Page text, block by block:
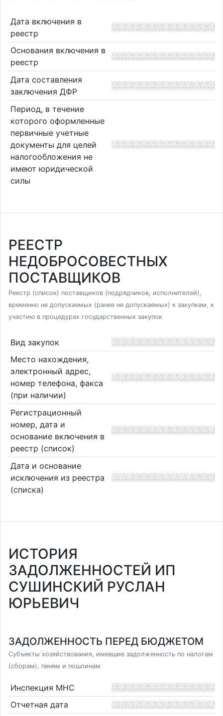
Дата включения в
реестр
Основания включения в
реестр
Дата составления
заключения ДФР
Период, в течение
которого оформленные
первичные учетные
документы для целей
налогообложения не
имеют юридической
силы
РЕЕСТР
НЕДОБРОСОВЕСТНЫХ
ПОСТАВЩИКОВ
Реестр (список) поставщиков (подрядчиков, исполнителей),
временно не допускаемых (ранее не допускаемых) к закупкам, к
участию в процедурах государственных закупок
Вид закупок
Место нахождения,
электронный адрес,
номер телефона, факса
(при наличии)
Регистрационный
номер, дата и
основание включения в
реестр (список)
Дата и основание
исключения из реестра
(списка)
ИСТОРИЯ
ЗАДОЛЖЕННОСТЕЙ ИП
СУШИНСКИЙ РУСЛАН
ЮРЬЕВИЧ
ЗАДОЛЖЕННОСТЬ ПЕРЕД БЮДЖЕТОМ
Субъекты хозяйствования, имевшие задолженность по налогам
(сборам), пеням и пошлинам
Инспекция МНС
Отчетная дата